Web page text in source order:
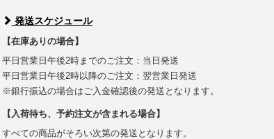
発送スケジュール
【在庫ありの場合】
平日営業日午後2時までのご注文：当日発送
平日営業日午後2時以降のご注文：翌営業日発送
※銀行振込の場合はご入金確認後の発送となります。
【入荷待ち、予約注文が含まれる場合】
すべての商品がそろい次第の発送となります。